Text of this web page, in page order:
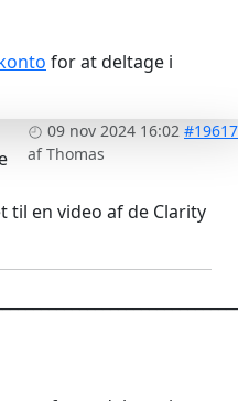
for at deltage i
09 nov 2024 16:02 #19617
afThomas
til en video af de Clarity